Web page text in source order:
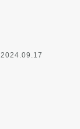
2024.09.17